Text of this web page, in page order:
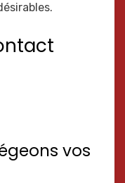
vos